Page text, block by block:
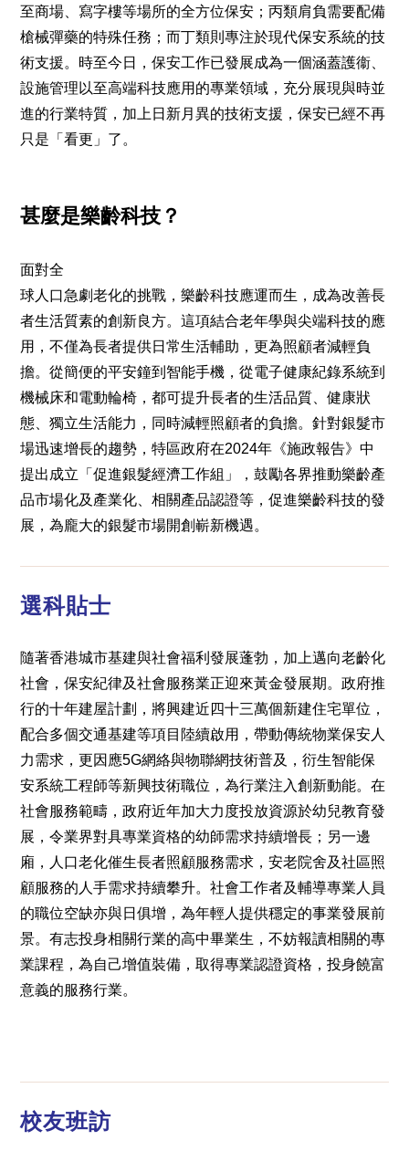
至商場、寫字樓等場所的全方位保安；丙類肩負需要配備
槍械彈藥的特殊任務；而丁類則專注於現代保安系統的技
術支援。時至今日，保安工作已發展成為一個涵蓋護衞、
設施管理以至高端科技應用的專業領域，充分展現與時並
進的行業特質，加上日新月異的技術支援，保安已經不再
只是「看更」了。
甚麼是樂齡科技？
面對全
球人口急劇老化的挑戰，樂齡科技應運而生，成為改善長
者生活質素的創新良方。這項結合老年學與尖端科技的應
用，不僅為長者提供日常生活輔助，更為照顧者減輕負
擔。從簡便的平安鐘到智能手機，從電子健康紀錄系統到
機械床和電動輪椅，都可提升長者的生活品質、健康狀
態、獨立生活能力，同時減輕照顧者的負擔。針對銀髮市
場迅速增長的趨勢，特區政府在2024年《施政報告》中
提出成立「促進銀髮經濟工作組」，鼓勵各界推動樂齡產
品市場化及產業化、相關產品認證等，促進樂齡科技的發
展，為龐大的銀髮市場開創嶄新機遇。
選科貼士
隨著香港城市基建與社會福利發展蓬勃，加上邁向老齡化
社會，保安紀律及社會服務業正迎來黃金發展期。政府推
行的十年建屋計劃，將興建近四十三萬個新建住宅單位，
配合多個交通基建等項目陸續啟用，帶動傳統物業保安人
力需求，更因應5G網絡與物聯網技術普及，衍生智能保
安系統工程師等新興技術職位，為行業注入創新動能。在
社會服務範疇，政府近年加大力度投放資源於幼兒教育發
展，令業界對具專業資格的幼師需求持續增長；另一邊
廂，人口老化催生長者照顧服務需求，安老院舍及社區照
顧服務的人手需求持續攀升。社會工作者及輔導專業人員
的職位空缺亦與日俱增，為年輕人提供穩定的事業發展前
景。有志投身相關行業的高中畢業生，不妨報讀相關的專
業課程，為自己增值裝備，取得專業認證資格，投身饒富
意義的服務行業。
校友班訪